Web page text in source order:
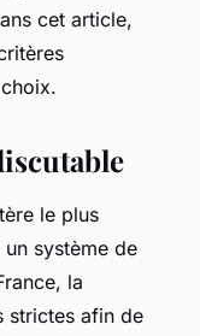
cet article,
le plus
système de
la
strictes afin de